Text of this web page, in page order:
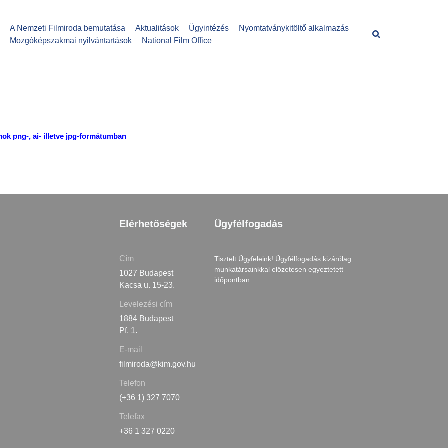
tartalomra
A Nemzeti Filmiroda bemutatása Aktualitások Ügyintézés
Nyomtatványkitöltő alkalmazás
Mozgóképszakmai nyilvántartások
National Film Office
png-, ai- illetve jpg-formátumban
Elérhetőségek
Cím
1027 Budapest
Kacsa u. 15-23.
Levelezési cím
1884 Budapest
Pf. 1.
E-mail
filmiroda@kim.gov.hu
Telefon
(+36 1) 327 7070
Telefax
+36 1 327 0220
Ügyfélfogadás
Tisztelt Ügyfeleink! Ügyfélfogadás kizárólag
munkatársainkkal előzetesen egyeztetett
időpontban.